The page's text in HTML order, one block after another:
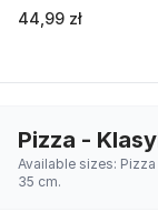
44,99 zł
Pizza -
Available sizes:
35 cm.